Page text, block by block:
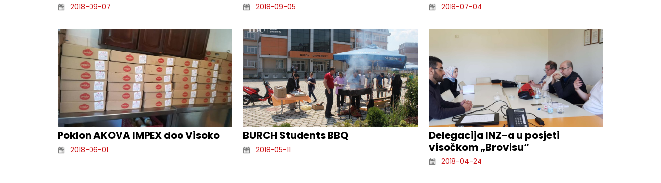
2018-09-07 2018-09-05 2018-07-04
Poklon AKOVA IMPEX doo Visoko
2018-06-01
BURCH Students BBQ
2018-05-11
Delegacija INZ-a u posjeti
visočkom „Brovisu“
2018-04-24